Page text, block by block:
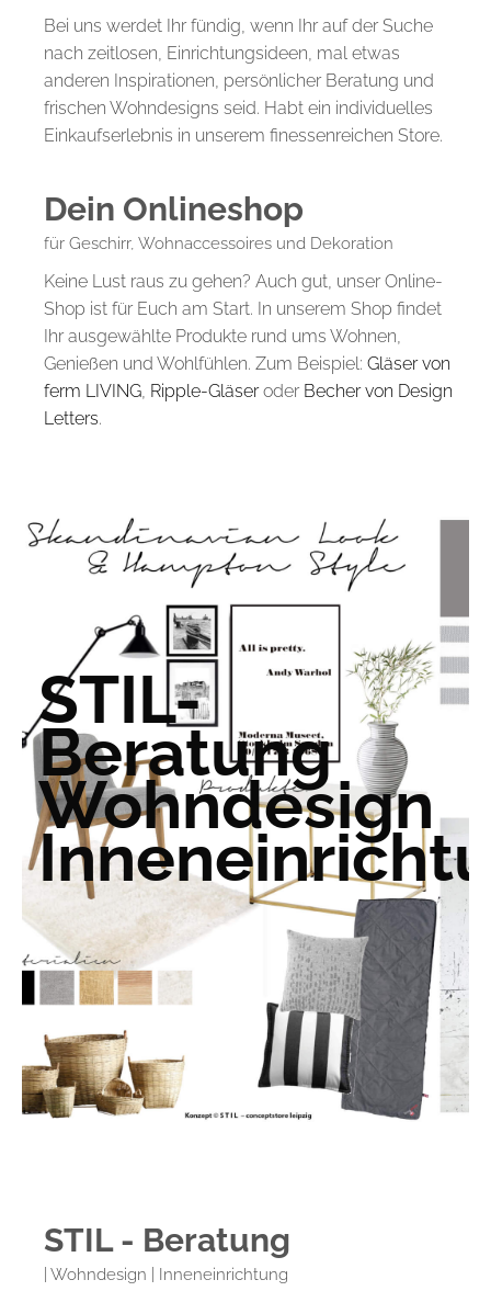
Bei uns werdet Ihr fündig, wenn Ihr auf der Suche
nach zeitlosen, Einrichtungsideen, mal etwas
anderen Inspirationen, persönlicher Beratung und
frischen Wohndesigns seid. Habt ein individuelles
Einkaufserlebnis in unserem finessenreichen Store.
Dein Onlineshop
für Geschirr, Wohnaccessoires und Dekoration
Keine Lust raus zu gehen? Auch gut, unser Online-
Shop ist für Euch am Start. In unserem Shop findet
Ihr ausgewählte Produkte rund ums Wohnen,
Genießen und Wohlfühlen. Zum Beispiel: Gläser von
ferm LIVING, Ripple-Gläseroder Becher von Design
Letters.
STIL-
Beratung
Wohndesign
STIL - Beratung
| Wohndesign | Inneneinrichtung